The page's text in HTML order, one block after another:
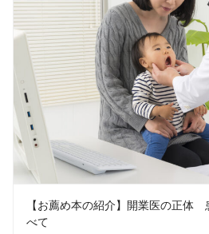
【お薦め本の紹介】開業医の正体
べて